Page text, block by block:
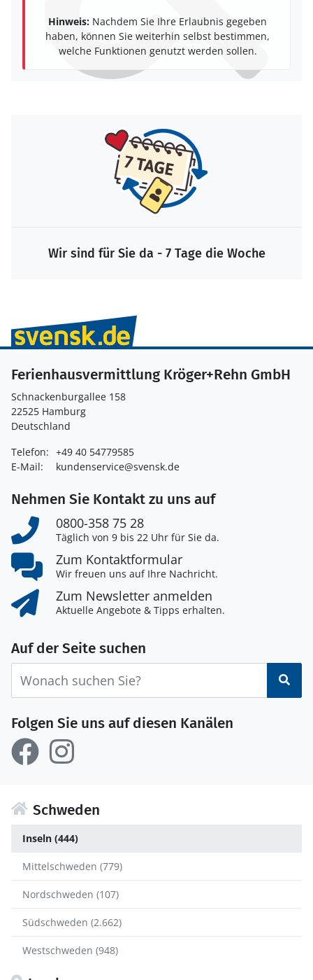
Hinweis: Nachdem Sie Ihre Erlaubnis gegeben
haben, können Sie weiterhin selbst bestimmen,
welche Funktionen genutzt werden sollen.
Wir sind für Sie da - 7 Tage die Woche
Ferienhausvermittlung Kröger+Rehn GmbH
Schnackenburgallee 158
22525 Hamburg
Deutschland
Telefon: +49 40 54779585
E-Mail:
kundenservice@svensk.de
Nehmen Sie Kontakt zu uns auf
0800-358 75 28
Täglich von 9 bis 22 Uhr für Sie da.
Zum Kontaktformular
Wir freuen uns auf Ihre Nachricht.
Zum Newsletter anmelden
Aktuelle Angebote & Tipps erhalten.
Auf der Seite suchen
Folgen Sie uns auf diesen Kanälen
Schweden
Inseln (444)
Mittelschweden (779)
Nordschweden (107)
Südschweden (2.662)
Westschweden (948)